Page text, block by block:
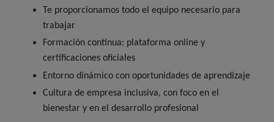
Te proporcionamos todo el equipo necesario para
trabajar
Formación continua: plataforma online y
certificaciones oficiales
Entorno dinámico con oportunidades de aprendizaje
Cultura de empresa inclusiva, con foco en el
bienestar y en el desarrollo profesional